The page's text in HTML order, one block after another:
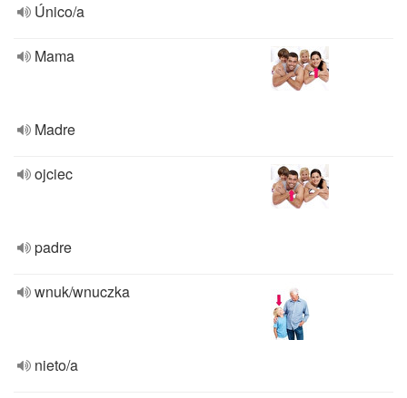
Único/a
Mama
Madre
ojciec
padre
wnuk/wnuczka
nieto/a